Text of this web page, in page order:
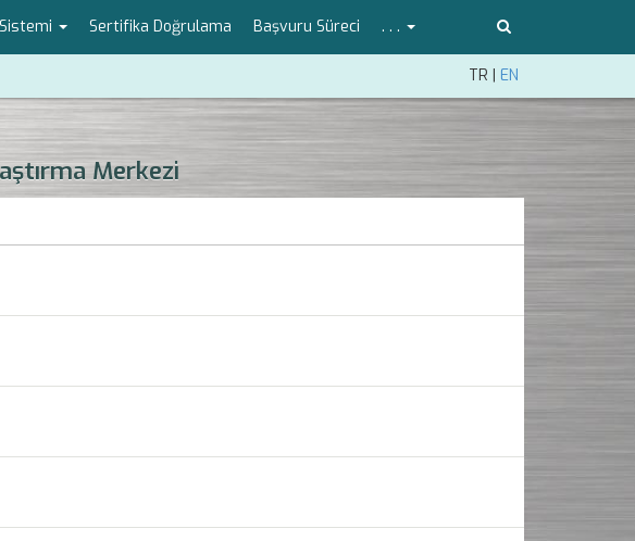
Sertifika Doğrulama Başvuru Süreci . . .
TR | EN
Merkezi